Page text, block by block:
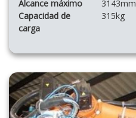
Alcance máximo
3143mm
Capacidad de
carga
315kg